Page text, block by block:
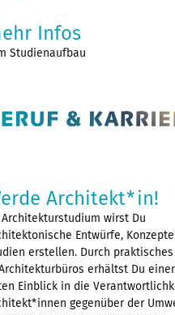
Infos
Studienaufbau
Architekt*in!
Architekturstudium wirst Du
Entwürfe,
erstellen. Durch
erhältst Du
Einblick in die
gegenüber der